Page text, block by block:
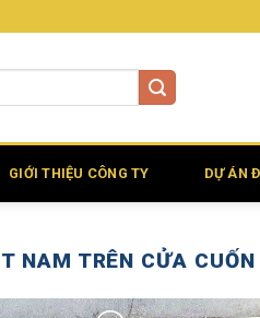
GIỚI THIỆU CÔNG TY DỰ ÁN
NAM TRÊN CỬA